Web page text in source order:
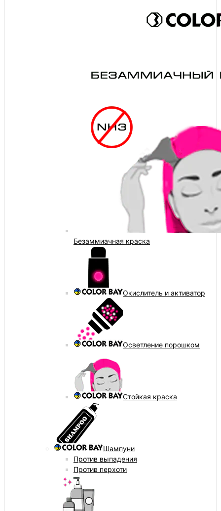
Безаммиачная краска
Окислитель и активатор
Осветление порошком
Стойкая краска
Шампуни
Против выпадения
Против перхоти